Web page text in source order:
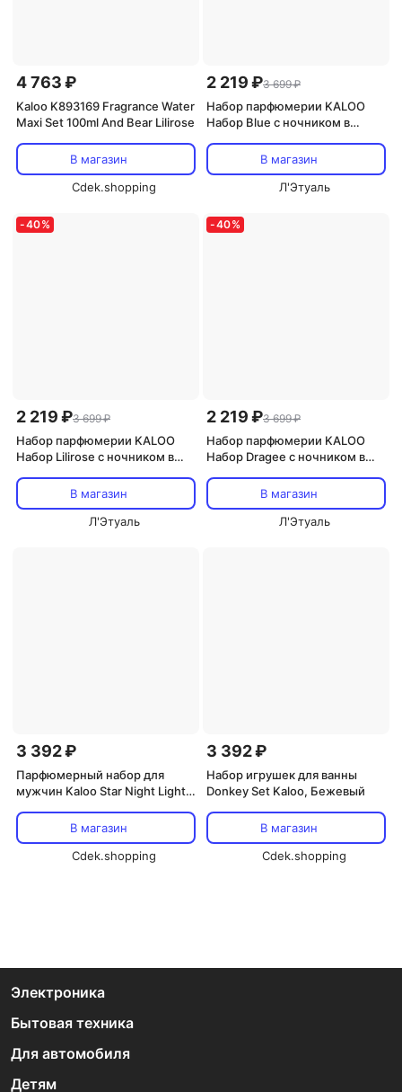
4 763 ₽
Kaloo K893169 Fragrance Water
Maxi Set 100ml And Bear Lilirose
В магазин
Cdek.shopping
2 219 ₽3 699 ₽
Набор парфюмерии KALOO
Набор Blue c ночником в
В магазин
Л'Этуаль
-40%
2 219 ₽3 699 ₽
Набор парфюмерии KALOO
Набор Lilirose c ночником в
В магазин
Л'Этуаль
-40%
2 219 ₽3 699 ₽
Набор парфюмерии KALOO
Набор Dragee c ночником в
В магазин
Л'Этуаль
3 392 ₽
Парфюмерный набор для
мужчин Kaloo Star Night Light
В магазин
Cdek.shopping
3 392 ₽
Набор игрушек для ванны
Donkey Set Kaloo, Бежевый
В магазин
Cdek.shopping
Электроника
Бытовая техника
Для автомобиля
Детям